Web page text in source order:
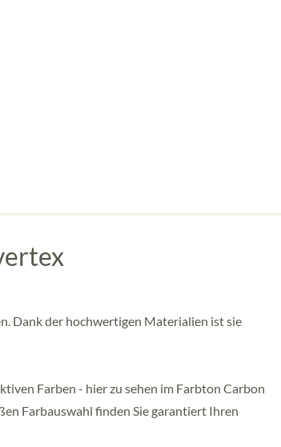
Dank der hochwertigen Materialien ist sie
Farben - hier zu sehen im Farbton Carbon
Farbauswahl finden Sie garantiert Ihren